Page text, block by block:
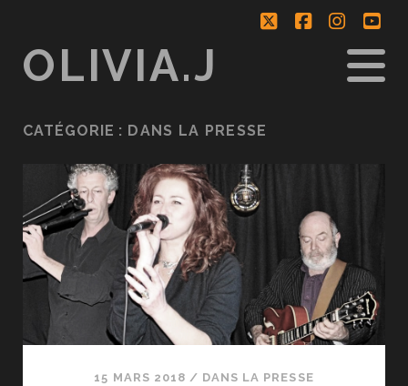
twitterfacebook
OLIVIA.J
CATÉGORIE : DANS LA PRESSE
15 MARS 2018 / DANS LA PRESSE